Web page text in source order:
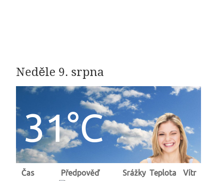
Neděle 9. srpna
31°C
Čas Předpověď Srážky Teplota
Vítr